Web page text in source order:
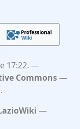
17:22.
Commons